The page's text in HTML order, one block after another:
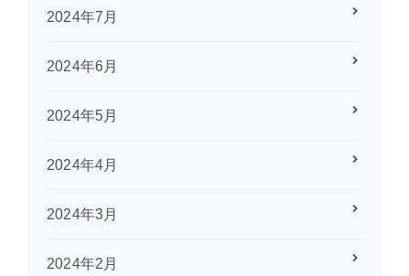
2024年7月
2024年6月
2024年5月
2024年4月
2024年3月
2024年2月